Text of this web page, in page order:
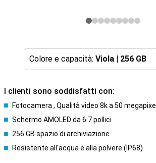
Colore e capacità: Viola | 256 GB
I clienti sono soddisfatti con:
Fotocamera , Qualità video 8k a 50 megapixel
Schermo AMOLED da 6.7 pollici
256 GB spazio di archiviazione
Resistente all'acqua e alla polvere (IP68)